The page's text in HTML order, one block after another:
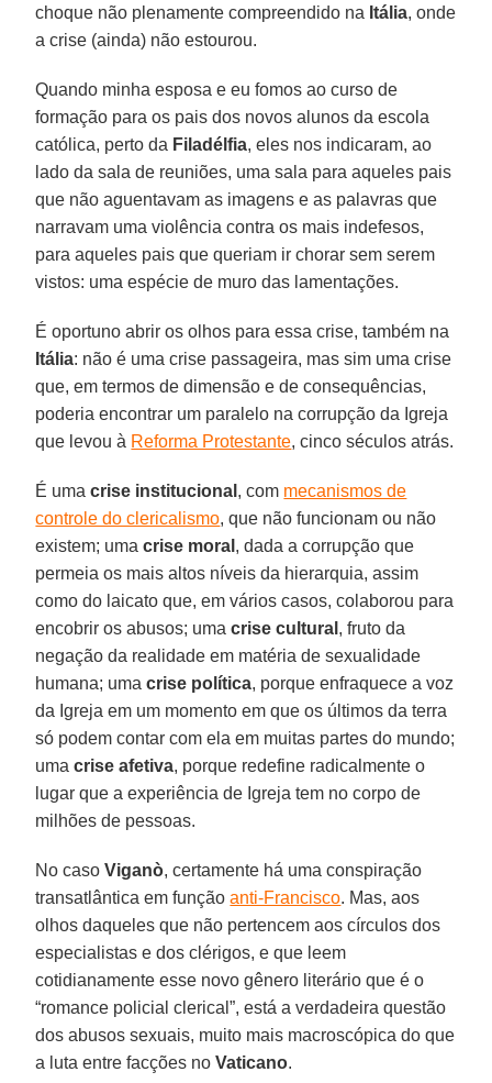
choque não plenamente compreendido na Itália, onde
a crise (ainda) não estourou.
Quando minha esposa e eu fomos ao curso de
formação para os pais dos novos alunos da escola
católica, perto da Filadélfia, eles nos indicaram, ao
lado da sala de reuniões, uma sala para aqueles pais
que não aguentavam as imagens e as palavras que
narravam uma violência contra os mais indefesos,
para aqueles pais que queriam ir chorar sem serem
vistos: uma espécie de muro das lamentações.
É oportuno abrir os olhos para essa crise, também na
Itália: não é uma crise passageira, mas sim uma crise
que, em termos de dimensão e de consequências,
poderia encontrar um paralelo na corrupção da Igreja
que levou à Reforma Protestante, cinco séculos atrás.
É umacrise institucional , com mecanismos de
controle do clericalismo, que não funcionam ou não
existem; umacrise moral , dada a corrupção que
permeia os mais altos níveis da hierarquia, assim
como do laicato que, em vários casos, colaborou para
encobrir os abusos; umacrise cultural , fruto da
negação da realidade em matéria de sexualidade
humana; umacrise política, porque enfraquece a voz
da Igreja em um momento em que os últimos da terra
só podem contar com ela em muitas partes do mundo;
umacrise afetiva, porque redefine radicalmente o
lugar que a experiência de Igreja tem no corpo de
milhões de pessoas.
No casoViganò, certamente há uma conspiração
transatlântica em funçãoanti-Francisco. Mas, aos
olhos daqueles que não pertencem aos círculos dos
especialistas e dos clérigos, e que leem
cotidianamente esse novo gênero literário que é o
“romance policial clerical”, está a verdadeira questão
dos abusos sexuais, muito mais macroscópica do que
a luta entre facções noVaticano.